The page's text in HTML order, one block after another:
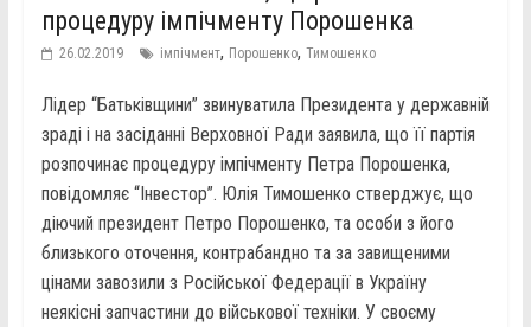
процедуру імпічменту Порошенка
26.02.2019 імпічмент, Порошенко, Тимошенко
Лідер “Батьківщини” звинуватила Президента у державній
зраді і на засіданні Верховної Ради заявила, що її партія
розпочинає процедуру імпічменту Петра Порошенка,
повідомляє “Інвестор”. Юлія Тимошенко стверджує, що
діючий президент Петро Порошенко, та особи з його
близького оточення, контрабандно та за завищеними
цінами завозили з Російської Федерації в Україну
неякісні запчастини до військової техніки. У своєму